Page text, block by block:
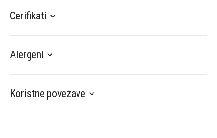
Cerifikati
Alergeni
Koristne povezave